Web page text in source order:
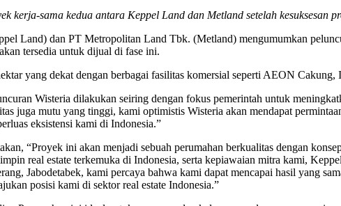
kerja-sama kedua antara Keppel Land dan Metland setelah kesuksesan
Land) dan PT Metropolitan Land Tbk. (Metland) mengumumkan
tersedia untuk dijual di fase ini.
yang dekat dengan berbagai fasilitas komersial seperti AEON
Wisteria dilakukan seiring dengan fokus pemerintah untuk
juga mutu yang tinggi, kami optimistis Wisteria akan mendapat
eksistensi kami di Indonesia.”
“Proyek ini akan menjadi sebuah perumahan berkualitas dengan
real estate terkemuka di Indonesia, serta kepiawaian mitra kami,
Jabodetabek, kami percaya bahwa kami dapat mencapai hasil yang
posisi kami di sektor real estate Indonesia.”